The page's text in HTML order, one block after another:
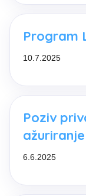
Program
10.7.2025
Poziv
6.6.2025